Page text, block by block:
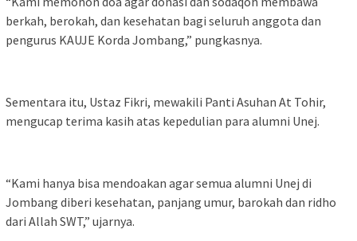
berkah, berokah, dan kesehatan bagi seluruh anggota dan
pengurus KAUJE Korda Jombang,” pungkasnya.
Sementara itu, Ustaz Fikri, mewakili Panti Asuhan At Tohir,
mengucap terima kasih atas kepedulian para alumni Unej.
“Kami hanya bisa mendoakan agar semua alumni Unej di
Jombang diberi kesehatan, panjang umur, barokah dan ridho
dari Allah SWT,” ujarnya.